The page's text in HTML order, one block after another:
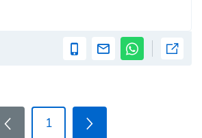
1